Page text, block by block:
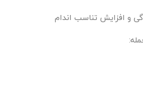
و افزایش تناسب اندام